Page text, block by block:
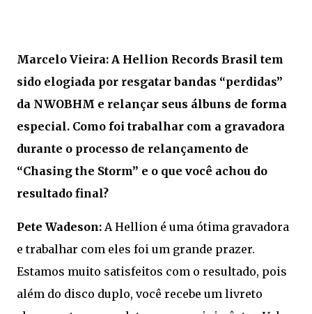
Marcelo Vieira: A Hellion Records Brasil tem
sido elogiada por resgatar bandas “perdidas”
da NWOBHM e relançar seus álbuns de forma
especial. Como foi trabalhar com a gravadora
durante o processo de relançamento de
“Chasing the Storm” e o que você achou do
resultado final?
Pete Wadeson: A Hellion é uma ótima gravadora
e trabalhar com eles foi um grande prazer.
Estamos muito satisfeitos com o resultado, pois
além do disco duplo, você recebe um livreto